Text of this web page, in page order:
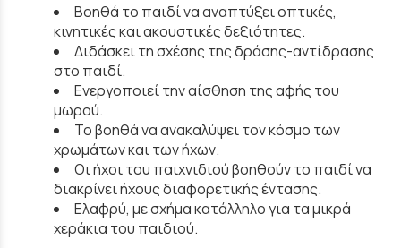
Βοηθά το παιδί να αναπτύξει οπτικές,
κινητικές και ακουστικές δεξιότητες.
Διδάσκει τη σχέσης της δράσης-αντίδρασης
στο παιδί.
Ενεργοποιεί την αίσθηση της αφής του
μωρού.
Το βοηθά να ανακαλύψει τον κόσμο των
χρωμάτων και των ήχων.
Οι ήχοι του παιχνιδιού βοηθούν το παιδί να
διακρίνει ήχους διαφορετικής έντασης.
Ελαφρύ, με σχήμα κατάλληλο για τα μικρά
χεράκια του παιδιού.